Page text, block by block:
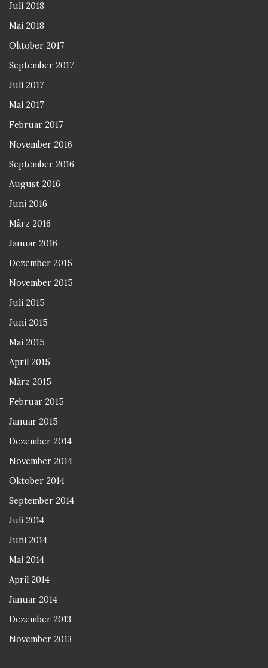
Juli 2018
Mai 2018
Oktober 2017
September 2017
Juli 2017
Mai 2017
Februar 2017
November 2016
September 2016
August 2016
Juni 2016
März 2016
Januar 2016
Dezember 2015
November 2015
Juli 2015
Juni 2015
Mai 2015
April 2015
März 2015
Februar 2015
Januar 2015
Dezember 2014
November 2014
Oktober 2014
September 2014
Juli 2014
Juni 2014
Mai 2014
April 2014
Januar 2014
Dezember 2013
November 2013